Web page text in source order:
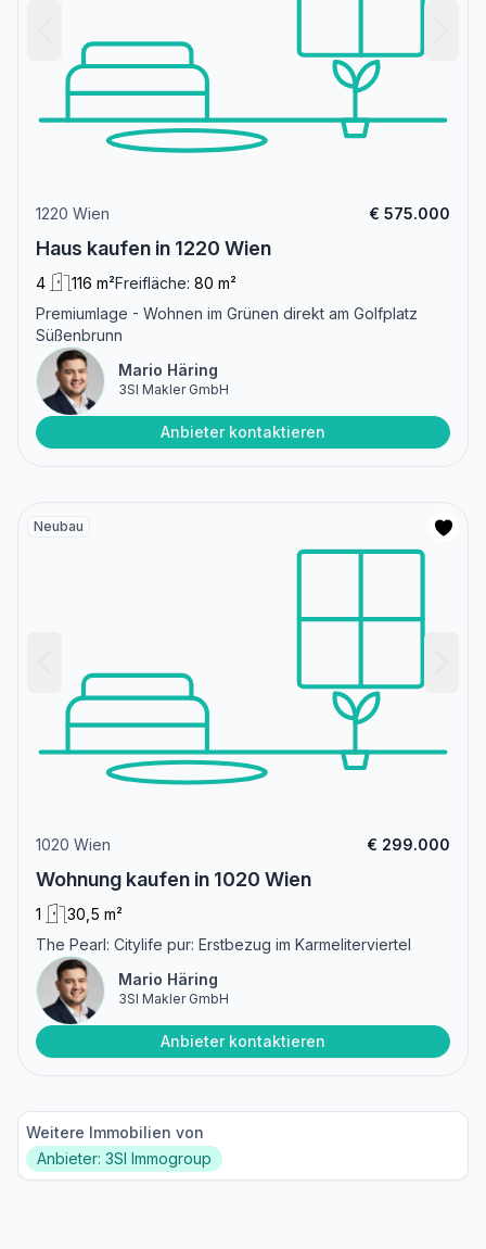
1220 Wien € 575.000
Haus kaufen in 1220 Wien
4 116 m²Freifläche: 80 m²
Premiumlage - Wohnen im Grünen direkt am Golfplatz
Süßenbrunn
Mario Häring
3SI Makler GmbH
Anbieter kontaktieren
Neubau
1020 Wien € 299.000
Wohnung kaufen in 1020 Wien
1
30,5 m²
The Pearl: Citylife pur: Erstbezug im Karmeliterviertel
Mario Häring
3SI Makler GmbH
Anbieter kontaktieren
Weitere Immobilien von
Anbieter: 3SI Immogroup